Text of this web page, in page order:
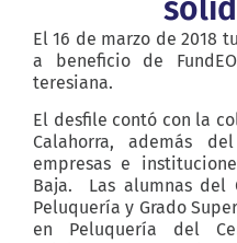
El 16 de marzo de 2018
a beneficio de
teresiana.
El desfile contó con la
Calahorra, además
empresas e
Baja. Las alumnas del
Peluquería y Grado
en Peluquería del